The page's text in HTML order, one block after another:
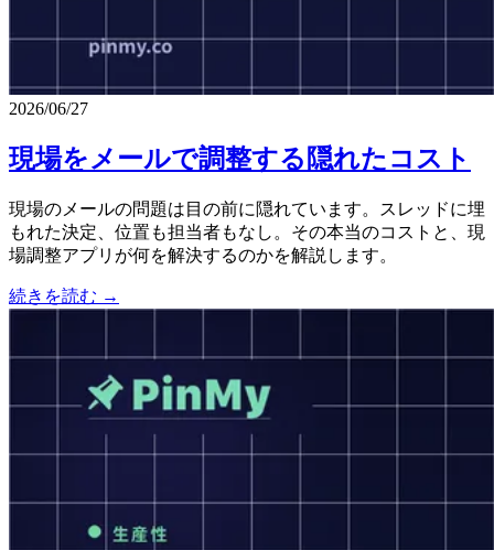
2026/06/27
現場をメールで調整する隠れたコスト
現場のメールの問題は目の前に隠れています。スレッドに埋
もれた決定、位置も担当者もなし。その本当のコストと、現
場調整アプリが何を解決するのかを解説します。
続きを読む →